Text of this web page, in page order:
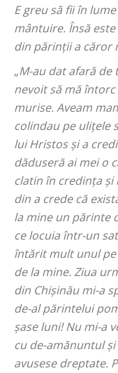
E greu să fii în
mântuire. Însă
din părinții a căror
„M-au dat afară
nevoit să mă
murise. Aveam
colindau pe ulițele
lui Hristos și a
dăduseră ai mei o
clatin în credința și
din a crede că
la mine un părinte
ce locuia într-un
întărit mult unul pe
de la mine. Ziua
din Chișinău mi-a
de-al părintelui
șase luni! Nu mi-a
cu de-amănuntul
avusese dreptate.